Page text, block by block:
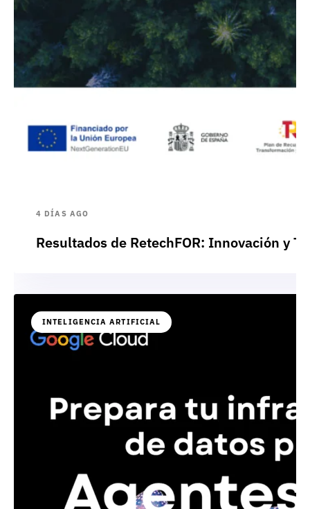
4 DÍAS AGO
Resultados de RetechFOR: Innovación y
INTELIGENCIA ARTIFICIAL